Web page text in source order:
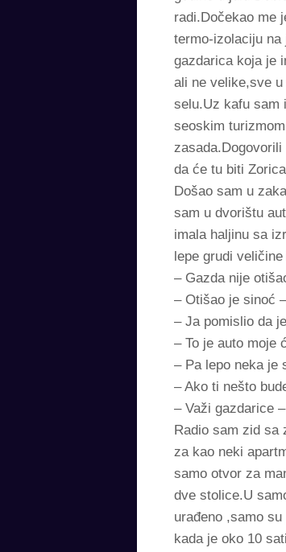
radi.Dočekao me
termo-izolaciju na
gazdarica koja je
ali ne velike,sve
selu.Uz kafu sam
seoskim
da će tu biti
Došao sam u
sam u dvorištu
imala haljinu sa
lepe grudi
– Gazda nije
– Otišao je sinoć
– Ja pomislio da
– To je auto moje
– Pa lepo neka je
– Ako ti nešto
– Važi gazdarice
Radio sam zid sa
za kao neki
samo otvor za
dve stolice.U
urađeno ,samo
kada je oko 10